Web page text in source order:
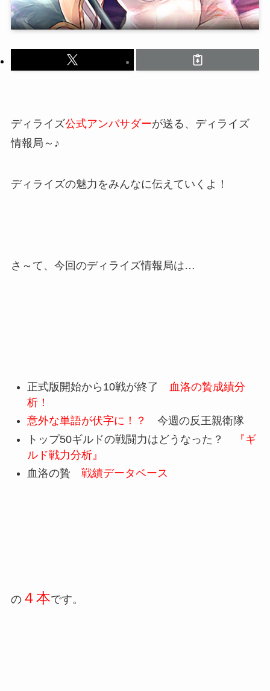
ディライズ公式アンバサダーが送る、ディライズ
情報局～♪
ディライズの魅力をみんなに伝えていくよ！
さ～て、今回のディライズ情報局は…
正式版開始から10戦が終了
血洛の贄成績分
析！
意外な単語が伏字に！？ 今週の反王親衛隊
トップ50ギルドの戦闘力はどうなった？
『ギ
ルド戦力分析』
血洛の贄 戦績データベース
の４本です。